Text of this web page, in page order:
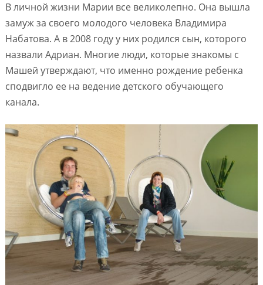
В личной жизни Марии все великолепно. Она вышла
замуж за своего молодого человека Владимира
Набатова. А в 2008 году у них родился сын, которого
назвали Адриан. Многие люди, которые знакомы с
Машей утверждают, что именно рождение ребенка
сподвигло ее на ведение детского обучающего
канала.